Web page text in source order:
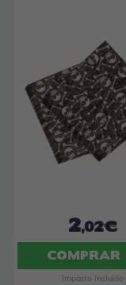
2,02€
COMPRAR
Imposto Incluído